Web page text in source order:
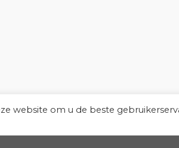
website om u de beste